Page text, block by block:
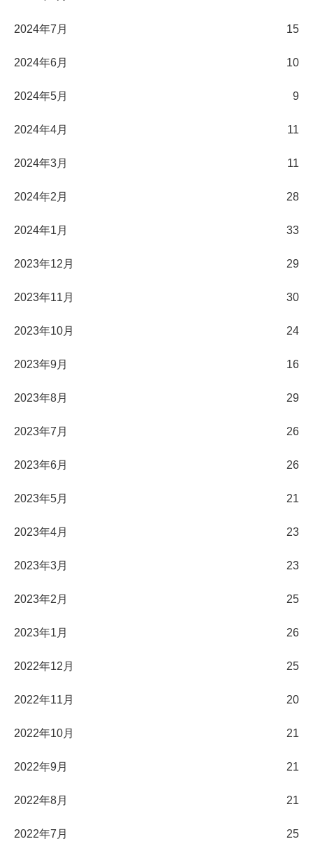
2024年7月 15
2024年6月 10
2024年5月 9
2024年4月 11
2024年3月 11
2024年2月 28
2024年1月 33
2023年12月 29
2023年11月 30
2023年10月 24
2023年9月 16
2023年8月 29
2023年7月 26
2023年6月 26
2023年5月 21
2023年4月 23
2023年3月 23
2023年2月 25
2023年1月 26
2022年12月 25
2022年11月 20
2022年10月 21
2022年9月 21
2022年8月 21
2022年7月 25